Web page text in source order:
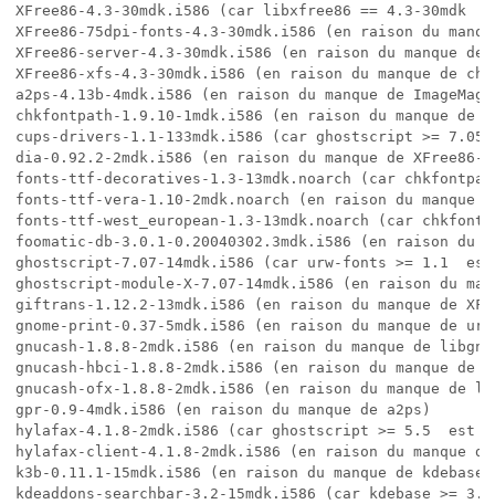
XFree86-4.3-30mdk.i586 (car libxfree86 == 4.3-30mdk
XFree86-75dpi-fonts-4.3-30mdk.i586 (en raison du
XFree86-server-4.3-30mdk.i586 (en raison du manque de
XFree86-xfs-4.3-30mdk.i586 (en raison du manque de
a2ps-4.13b-4mdk.i586 (en raison du manque de
chkfontpath-1.9.10-1mdk.i586 (en raison du manque de
cups-drivers-1.1-133mdk.i586 (car ghostscript >=
dia-0.92.2-2mdk.i586 (en raison du manque de XFree86-
fonts-ttf-decoratives-1.3-13mdk.noarch (car
fonts-ttf-vera-1.10-2mdk.noarch (en raison du manque
fonts-ttf-west_european-1.3-13mdk.noarch (car
foomatic-db-3.0.1-0.20040302.3mdk.i586 (en raison
ghostscript-7.07-14mdk.i586 (car urw-fonts >= 1.1
ghostscript-module-X-7.07-14mdk.i586 (en raison du
giftrans-1.12.2-13mdk.i586 (en raison du manque de
gnome-print-0.37-5mdk.i586 (en raison du manque de
gnucash-1.8.8-2mdk.i586 (en raison du manque de
gnucash-hbci-1.8.8-2mdk.i586 (en raison du manque
gnucash-ofx-1.8.8-2mdk.i586 (en raison du manque de
gpr-0.9-4mdk.i586 (en raison du manque de a2ps)
hylafax-4.1.8-2mdk.i586 (car ghostscript >= 5.5  est
hylafax-client-4.1.8-2mdk.i586 (en raison du manque
k3b-0.11.1-15mdk.i586 (en raison du manque de kdebase)
kdeaddons-searchbar-3.2-15mdk.i586 (car kdebase >=